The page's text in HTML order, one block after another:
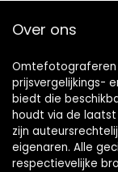
Over ons
Omtefotograferen
prijsvergelijkings-
biedt die
houdt via de
zijn
eigenaren. Alle
respectievelijke